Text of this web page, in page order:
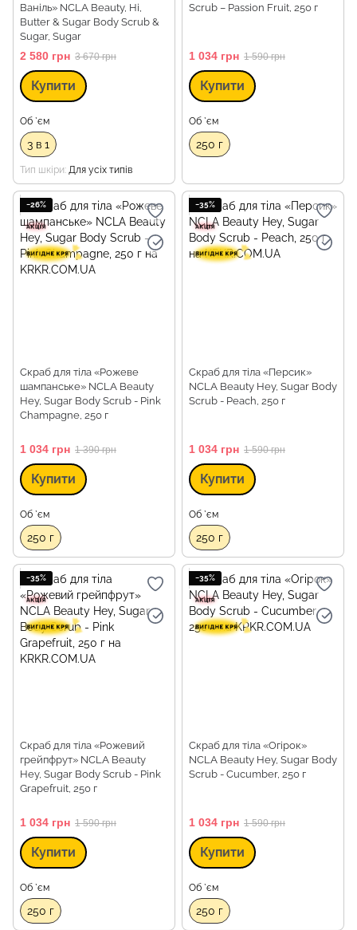
Ваніль» NCLA Beauty, Hi,
Butter & Sugar Body Scrub &
Sugar, Sugar
2 580 грн 3 670 грн
Купити
Об `єм
3 в 1
Тип шкіри Для усіх типів
Scrub – Passion Fruit, 250 г
1 034 грн 1 590 грн
Купити
Об `єм
250 г
−26%
Скраб для тіла «Рожеве
шампанське» NCLA Beauty
Hey, Sugar Body Scrub - Pink
Champagne, 250 г
1 034 грн 1 390 грн
Купити
Об `єм
250 г
−35%
Скраб для тіла «Персик»
NCLA Beauty Hey, Sugar Body
Scrub - Peach, 250 г
1 034 грн 1 590 грн
Купити
Об `єм
250 г
−35%
Скраб для тіла «Рожевий
грейпфрут» NCLA Beauty
Hey, Sugar Body Scrub - Pink
Grapefruit, 250 г
1 034 грн 1 590 грн
Купити
Об `єм
250 г
−35%
Скраб для тіла «Огірок»
NCLA Beauty Hey, Sugar Body
Scrub - Cucumber, 250 г
1 034 грн 1 590 грн
Купити
Об `єм
250 г